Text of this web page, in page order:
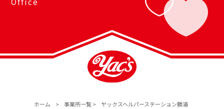
ホーム > 事業所一覧> ヤックスヘルパーステーション勝浦